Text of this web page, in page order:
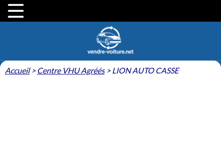
Accueil> Centre VHU Agréés> LION AUTO CASSE